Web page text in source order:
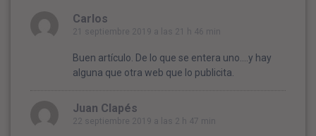
Carlos
21 septiembre 2019 a las 21 h 46 min
Buen artículo. De lo que se entera uno….y hay
alguna que otra web que lo publicita.
Juan Clapés
22 septiembre 2019 a las 2 h 47 min